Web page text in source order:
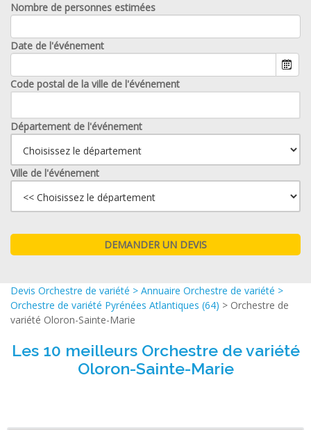
Nombre de personnes estimées
Date de l'événement
Code postal de la ville de l'événement
Département de l'événement
Ville de l'événement
Devis Orchestre de variété > Annuaire Orchestre de variété >
Orchestre de variété Pyrénées Atlantiques (64) > Orchestre de
variété Oloron-Sainte-Marie
Les 10 meilleurs Orchestre de variété
Oloron-Sainte-Marie